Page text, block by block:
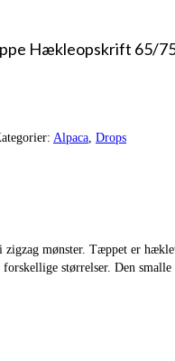
Hækleopskrift 65/
Alpaca, Drops
mønster. Tæppet er
størrelser. Den